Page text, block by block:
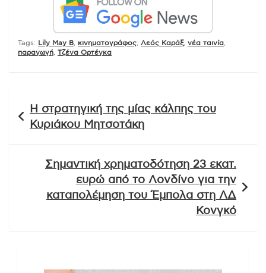
Tags: Lily May B κινηματογράφος Λεός Καράξ, νέα ταινία
παραγωγή Τζένα Ορτέγκα
άρθρων
Η στρατηγική της μίας κάλπης του
Κυριάκου Μητσοτάκη
Σημαντική χρηματοδότηση 23 εκατ.
ευρώ από το Λονδίνο για την
καταπολέμηση του Έμπολα στη ΛΔ
Κονγκό